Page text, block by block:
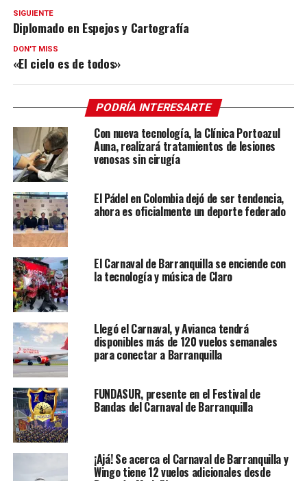
SIGUIENTE
Diplomado en Espejos y Cartografía
DON'T MISS
«El cielo es de todos»
PODRÍA INTERESARTE
Con nueva tecnología, la Clínica Portoazul
Auna, realizará tratamientos de lesiones
venosas sin cirugía
El Pádel en Colombia dejó de ser tendencia,
ahora es oficialmente un deporte federado
El Carnaval de Barranquilla se enciende con
la tecnología y música de Claro
Llegó el Carnaval, y Avianca tendrá
disponibles más de 120 vuelos semanales
para conectar a Barranquilla
FUNDASUR, presente en el Festival de
Bandas del Carnaval de Barranquilla
¡Ajá! Se acerca el Carnaval de Barranquilla y
Wingo tiene 12 vuelos adicionales desde